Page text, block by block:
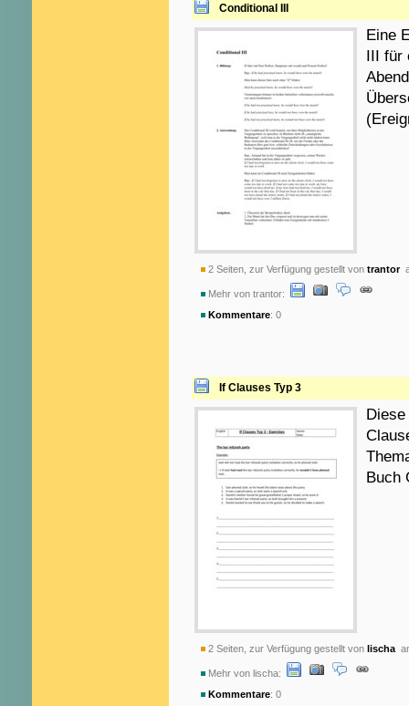
Conditional III
Eine
III für
2 Seiten, zur Verfügung gestellt von trantor
Mehr von trantor:
Kommentare: 0
If Clauses Typ 3
Buch
2 Seiten, zur Verfügung gestellt von lischa
Mehr von lischa:
Kommentare: 0